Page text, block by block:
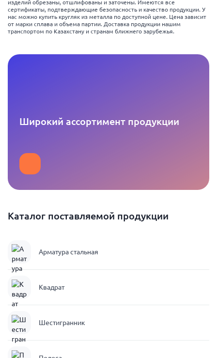
изделий обрезаны, отшлифованы и заточены. Имеются все
сертификаты, подтверждающие безопасность и качество продукции. У
нас можно купить кругляк из металла по доступной цене. Цена зависит
от марки сплава и объема партии. Доставка продукции нашим
транспортом по Казахстану и странам ближнего зарубежья.
Широкий ассортимент продукции
Каталог поставляемой продукции
Арматура стальная
Квадрат
Шестигранник